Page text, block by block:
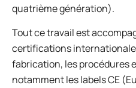
quatrième génération).
Tout ce travail est
certifications
fabrication, les procédures
notamment les labels CE